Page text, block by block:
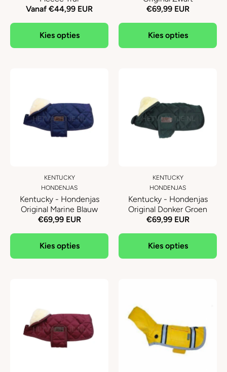
Vanaf €44,99 EUR
Kies opties
€69,99 EUR
Kies opties
KENTUCKY
HONDENJAS
Kentucky - Hondenjas
Original Marine Blauw
€69,99 EUR
Kies opties
KENTUCKY
HONDENJAS
Kentucky - Hondenjas
Original Donker Groen
€69,99 EUR
Kies opties